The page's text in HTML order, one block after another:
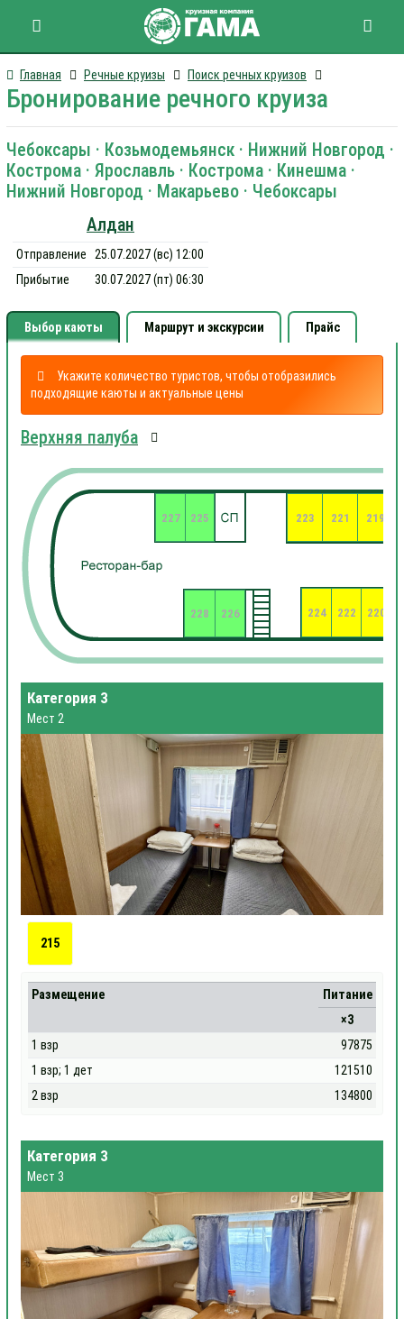
Главная Речные круизы Поиск речных круизов
Бронирование речного круиза
Чебоксары · Козьмодемьянск · Нижний Новгород ·
Кострома · Ярославль · Кострома · Кинешма ·
Нижний Новгород · Макарьево · Чебоксары
Алдан
Отправление
25.07.2027 (вс) 12:00
Прибытие
30.07.2027 (пт) 06:30
Выбор каюты Маршрут и экскурсии Прайс
Укажите количество туристов, чтобы отобразились
подходящие каюты и актуальные цены
Верхняя палуба
219
220
221
222
223
224
225
226
227
228
Категория 3
Мест 2
215
Размещение
Питание
×3
1 взр
97875
1 взр; 1 дет
121510
2 взр
134800
Категория 3
Мест 3